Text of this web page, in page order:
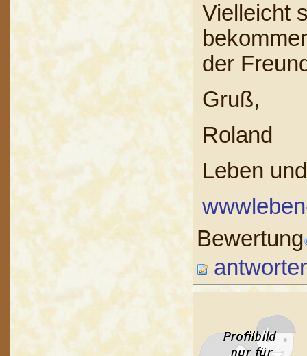
Vielleicht
der
Gruß,
Roland
Leben
Bewertung